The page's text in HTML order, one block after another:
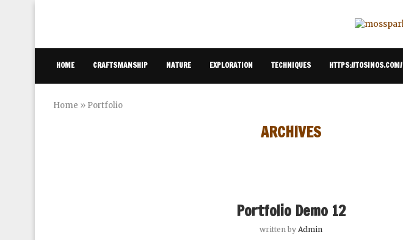
HOME CRAFTSMANSHIP NATURE EXPLORATION TECHNIQUES HTTPS://TOSINOS.COM/
Home » Portfolio
ARCHIVES
Portfolio Demo 12
written byAdmin